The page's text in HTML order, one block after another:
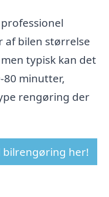
bilen størrelse
typisk kan det
minutter,
rengøring der
bilrengøring her!